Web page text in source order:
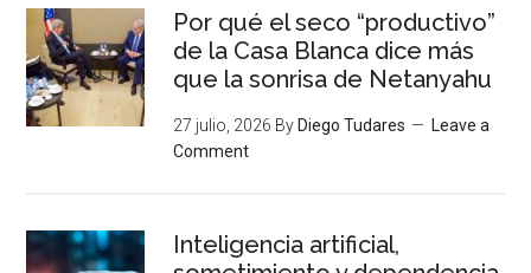
Por qué el seco “productivo”
de la Casa Blanca dice más
que la sonrisa de Netanyahu
27 julio, 2026 By Diego Tudares
Leave a
Comment
Inteligencia artificial,